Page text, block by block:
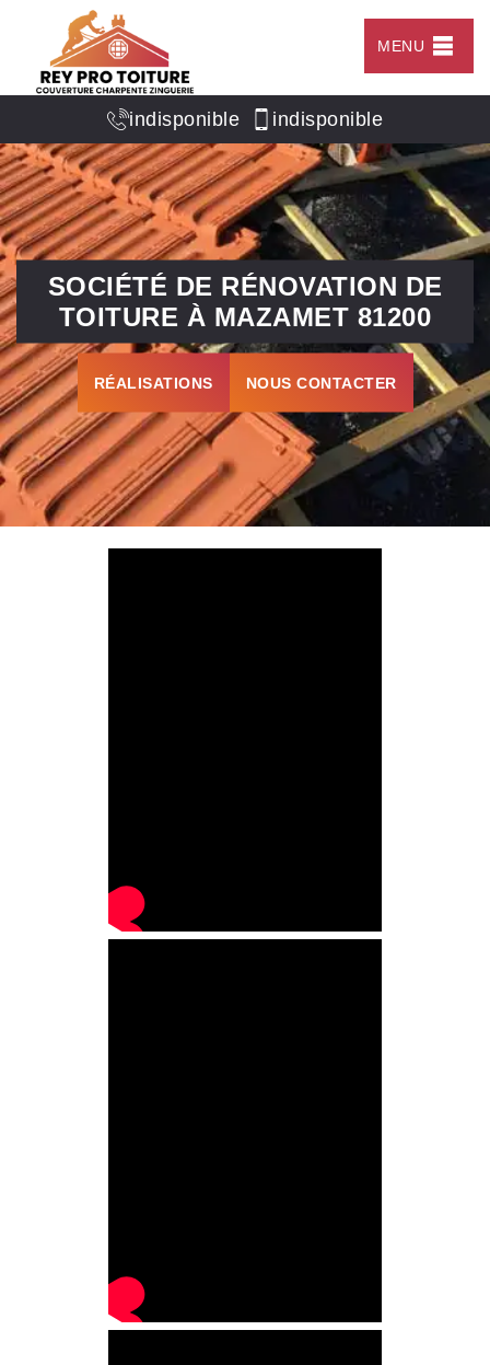
MENU
indisponible indisponible
SOCIÉTÉ DE RÉNOVATION DE
TOITURE À MAZAMET 81200
RÉALISATIONS NOUS CONTACTER